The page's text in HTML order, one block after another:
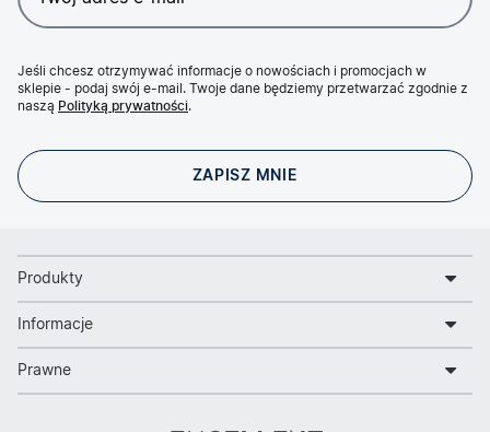
Jeśli chcesz otrzymywać informacje o nowościach i promocjach w
sklepie - podaj swój e-mail. Twoje dane będziemy przetwarzać zgodnie z
naszą Polityką prywatności.
Produkty
Informacje
Prawne